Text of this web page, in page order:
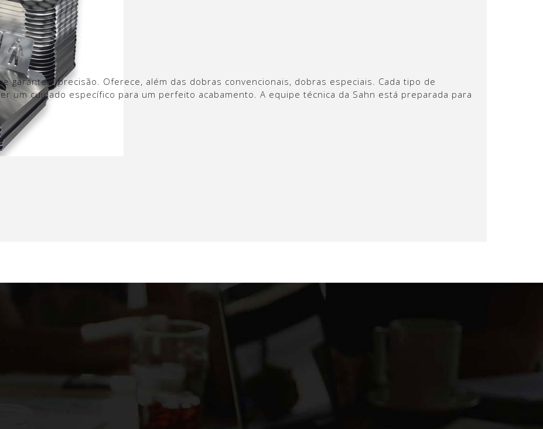
garantem precisão. Oferece, além das dobras convencionais, dobras especiais. Cada tipo de
um cuidado específico para um perfeito acabamento. A equipe técnica da Sahn está preparada para